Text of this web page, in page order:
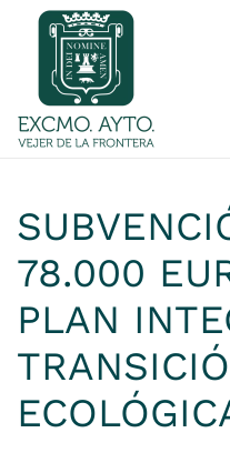
Skip to main content
78.000
PLAN